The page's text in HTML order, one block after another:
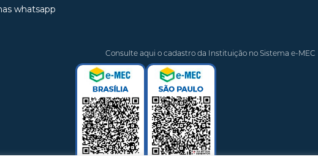
whatsapp
Consulte aqui o cadastro da Instituição no Sistema e-MEC